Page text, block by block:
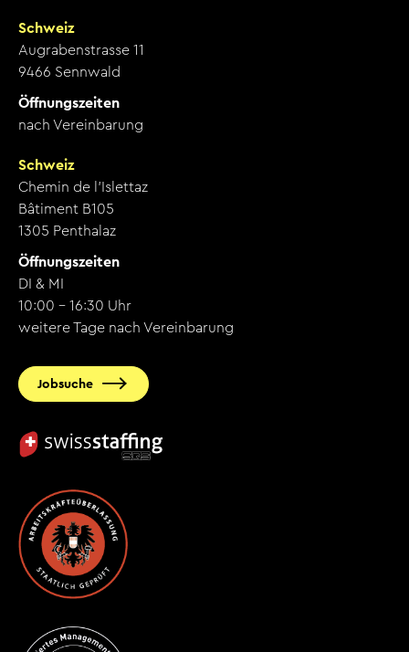
Schweiz
Augrabenstrasse 11
9466 Sennwald
Öffnungszeiten
nach Vereinbarung
Schweiz
Chemin de l’Islettaz
Bâtiment B105
1305 Penthalaz
Öffnungszeiten
DI & MI
10:00 - 16:30 Uhr
weitere Tage nach Vereinbarung
Jobsuche